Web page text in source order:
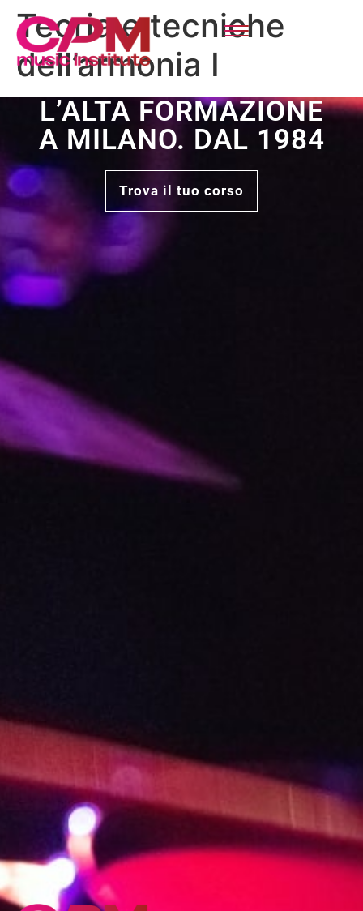
Teoria e tecniche
dell’armonia I
L’ALTA FORMAZIONE
A MILANO. DAL 1984
Trova il tuo corso